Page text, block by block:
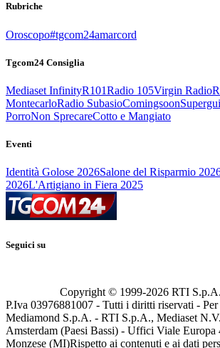
Rubriche
Oroscopo#tgcom24amarcord
Tgcom24 Consiglia
Mediaset InfinityR101Radio 105Virgin Radio
MontecarloRadio SubasioComingsoon
PorroNon SprecareCotto e Mangiato
Eventi
Identità Golose 2026Salone del Risparmio
2026L'Artigiano in Fiera 2025
Seguici su
Copyright © 1999-2026 RTI
P.Iva 03976881007 - Tutti i diritti riservati -
Mediamond S.p.A. - RTI S.p.A., Mediaset
Amsterdam (Paesi Bassi) - Uffici Viale
Monzese (MI)Rispetto ai contenuti e ai dati